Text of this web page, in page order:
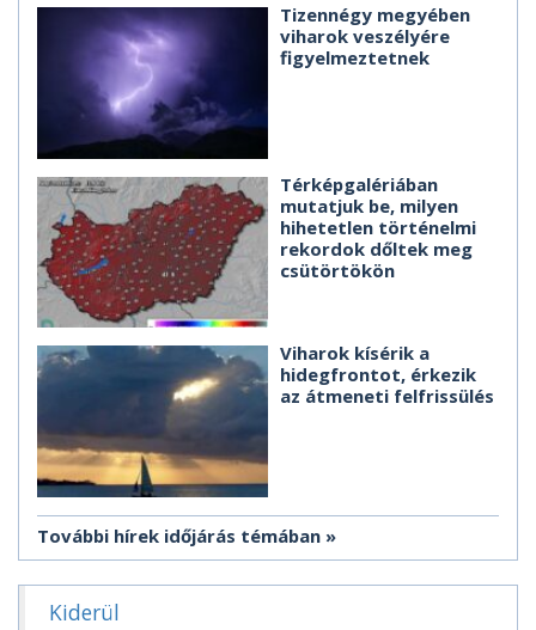
Tizennégy megyében
viharok veszélyére
figyelmeztetnek
Térképgalériában
mutatjuk be, milyen
hihetetlen történelmi
rekordok dőltek meg
csütörtökön
Viharok kísérik a
hidegfrontot, érkezik
az átmeneti felfrissülés
További hírek időjárás témában
Kiderül